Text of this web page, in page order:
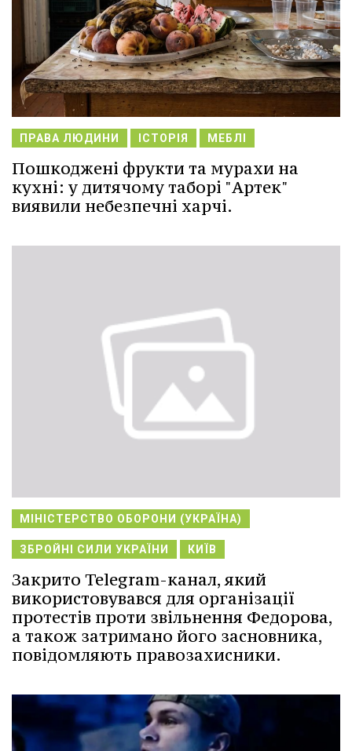
ПРАВА ЛЮДИНИ ІСТОРІЯ МЕБЛІ
Пошкоджені фрукти та мурахи на
кухні: у дитячому таборі "Артек"
виявили небезпечні харчі.
МІНІСТЕРСТВО ОБОРОНИ (УКРАЇНА)
ЗБРОЙНІ СИЛИ УКРАЇНИ КИЇВ
Закрито Telegram-канал, який
використовувався для організації
протестів проти звільнення Федорова,
а також затримано його засновника,
повідомляють правозахисники.